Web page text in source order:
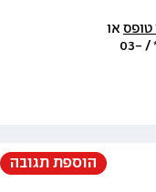
טופס
  או בת.ד 438 ראשון לציון או בטל׳  3733* / 03-
הוספת תגובה